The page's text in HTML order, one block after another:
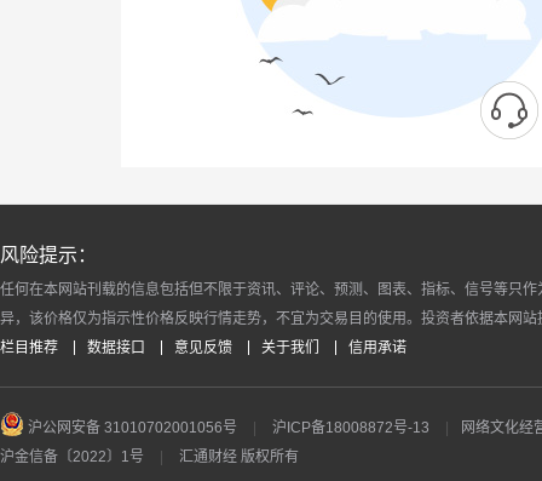
风险提示：
任何在本网站刊载的信息包括但不限于资讯、评论、预测、图表、指标、信号等只
异，该价格仅为指示性价格反映行情走势，不宜为交易目的使用。投资者依据本网
栏目推荐
数据接口 意见反馈 关于我们 信用承诺
沪公网安备 31010702001056号 沪ICP备18008872号-13
网络文化经
沪金信备〔2022〕1号
汇通财经 版权所有